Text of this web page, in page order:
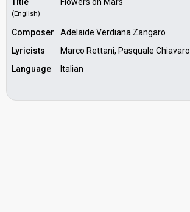
(English)
Composer
Adelaide Verdiana Zangaro
Lyricists
Marco Rettani, Pasquale Chiavaro
Language
Italian